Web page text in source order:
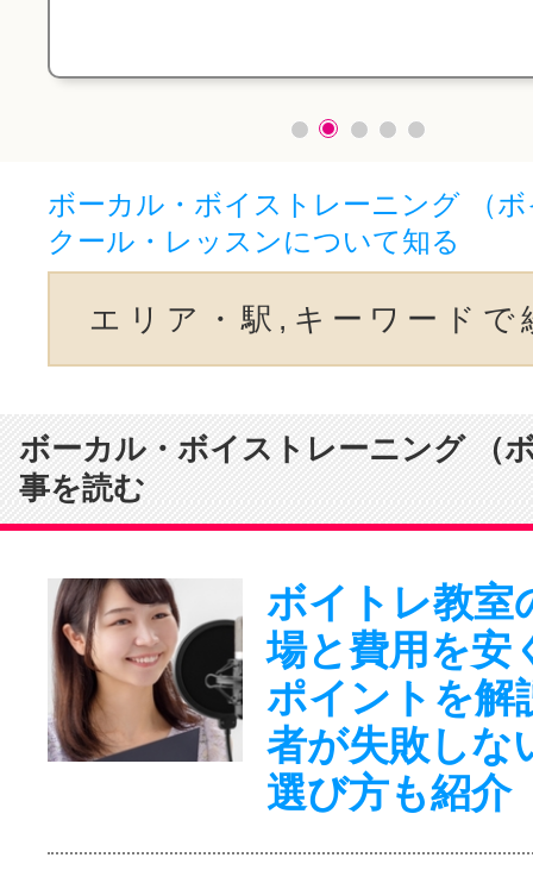
ボーカル・ボイストレーニング （
クール・レッスンについて知る
エリア・駅,キーワードで
ボーカル・ボイストレーニング （
事を読む
ボイトレ教室
場と費用を安
ポイントを解
者が失敗しな
選び方も紹介